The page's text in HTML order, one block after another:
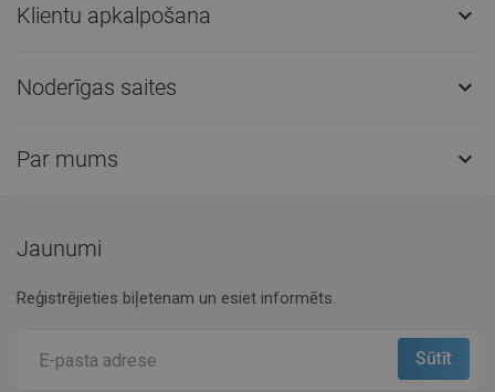
Klientu apkalpošana 
Noderīgas saites 
Par mums 
Jaunumi
Reģistrējieties biļetenam un esiet informēts.